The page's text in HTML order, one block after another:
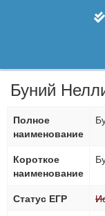
Буний
Полное
наименование
Короткое
наименование
Статус ЕГР